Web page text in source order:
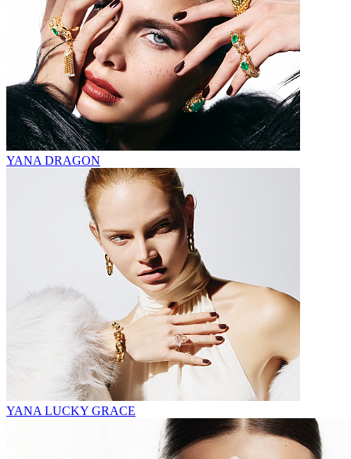
YANA DRAGON
YANA LUCKY GRACE